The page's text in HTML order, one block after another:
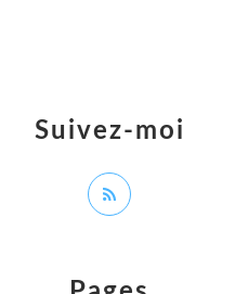
Suivez-moi